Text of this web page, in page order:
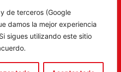
de terceros (Google
damos la mejor experiencia
sigues utilizando este sitio